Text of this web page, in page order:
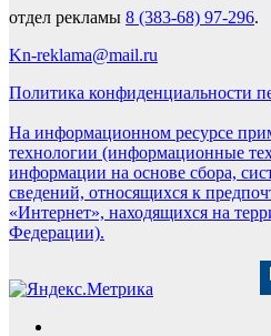
отдел рекламы 8 (383-68) 97-296.
Kn-reklama@mail.ru
Политика конфиденциальности
На информационном ресурсе
технологии (информационные
информации на основе сбора,
сведений, относящихся к
«Интернет», находящихся на
Федерации).